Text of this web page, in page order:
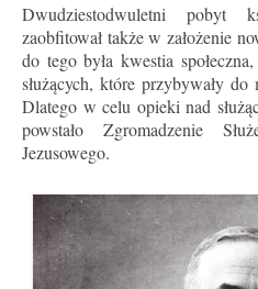
Dwudziestodwuletni
zaobfitował także w założenie
do tego była kwestia
służących, które przybywały
Dlatego w celu opieki nad
powstało Zgromadzenie
Jezusowego.